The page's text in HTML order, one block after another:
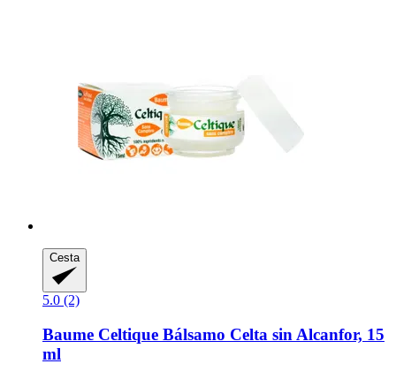
Cesta
5.0 (2)
Baume Celtique Bálsamo Celta sin Alcanfor, 15
ml